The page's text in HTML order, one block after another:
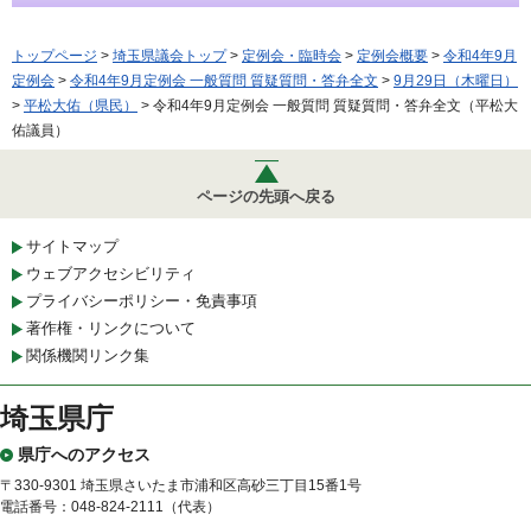
トップページ > 埼玉県議会トップ> 定例会・臨時会 > 定例会概要 > 令和4年9月
定例会 > 令和4年9月定例会 一般質問 質疑質問・答弁全文 > 9月29日（木曜日）
> 平松大佑（県民）
> 令和4年9月定例会 一般質問 質疑質問・答弁全文（平松大
佑議員）
ページの先頭へ戻る
サイトマップ
ウェブアクセシビリティ
プライバシーポリシー・免責事項
著作権・リンクについて
関係機関リンク集
埼玉県庁
県庁へのアクセス
〒330-9301 埼玉県さいたま市浦和区高砂三丁目15番1号
電話番号：048-824-2111（代表）